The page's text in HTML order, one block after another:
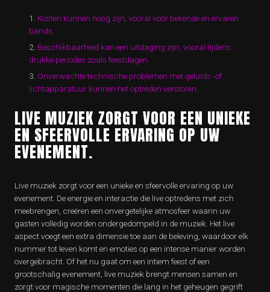
Kosten kunnen hoog zijn, vooral voor bekende en ervaren
bands.
Beschikbaarheid kan een uitdaging zijn, vooral tijdens
drukke periodes zoals feestdagen.
Onverwachte technische problemen met geluids- of
lichtapparatuur kunnen het optreden verstoren.
LIVE MUZIEK ZORGT VOOR EEN UNIEKE
EN SFEERVOLLE ERVARING OP UW
EVENEMENT.
Live muziek zorgt voor een unieke en sfeervolle ervaring op uw
evenement. De energie en interactie die live optredens met zich
meebrengen, creëren een onvergetelijke atmosfeer waarin uw
gasten volledig worden ondergedompeld in de muziek. Het live
aspect voegt een extra dimensie toe aan de beleving, waardoor elk
nummer tot leven komt en emoties op een intense manier worden
overgebracht. Of het nu gaat om een intiem feest of een
grootschalig evenement, live muziek brengt mensen samen en
zorgt voor magische momenten die lang in het geheugen gegrift